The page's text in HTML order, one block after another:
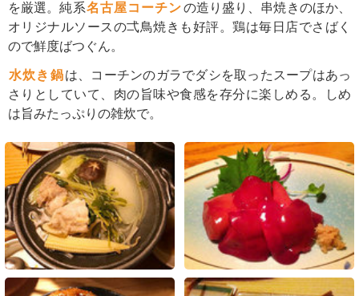
を厳選。純系名古屋コーチンの造り盛り、串焼きのほか、
オリジナルソースの弌鳥焼きも好評。鶏は毎日店でさばく
ので鮮度ばつぐん。
水炊き鍋は、コーチンのガラでダシを取ったスープはあっ
さりとしていて、肉の旨味や食感を存分に楽しめる。しめ
は旨みたっぷりの雑炊で。